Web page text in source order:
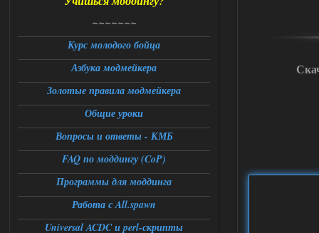
DEDULYA-1967
Поставил на чистый сталкер
10006, сразу
msg_box_kicked_by_server:picture
Ответить ➤
06.08.2026
Спавнер + Правки + Античит - Dead
City Final
Stalker-Mods-Clan-su
Доступно только для пользователей
~~~~~~~
Курс молодого бойца
Азбука модмейкера
Золотые правила модмейкера
Общие уроки
Вопросы и ответы - КМБ
FAQ по моддингу (CoP)
Программы для моддинга
Работа с All.spawn
Universal ACDC и perl-скрипты